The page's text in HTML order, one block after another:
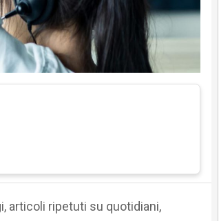
articoli ripetuti su quotidiani,